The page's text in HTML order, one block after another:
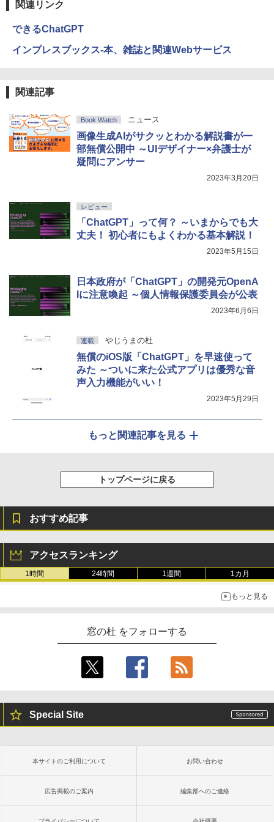
関連リンク
できるChatGPT
インプレスブックス-本、雑誌と関連Webサービス
関連記事
Book Watch ニュース
画像生成AIがサクッとわかる解説書が一
部無償公開中 ～UIデザイナー×弁護士が
疑問にアンサー
2023年3月20日
レビュー
「ChatGPT」って何？ ～いまからでも大
丈夫！ 初心者にもよくわかる基本解説！
2023年5月15日
日本政府が「ChatGPT」の開発元OpenA
Iに注意喚起 ～個人情報保護委員会が公表
2023年6月6日
連載 やじうまの杜
無償のiOS版「ChatGPT」を早速使って
みた ～ついに来た公式アプリは優秀な音
声入力機能がいい！
2023年5月29日
もっと関連記事を見る
トップページに戻る
おすすめ記事
アクセスランキング
1時間 24時間 1週間 1カ月
もっと見る
窓の杜 をフォローする
Special Site
本サイトのご利用について お問い合わせ
広告掲載のご案内 編集部へのご連絡